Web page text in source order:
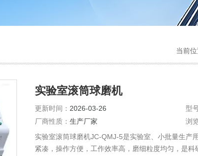
当前位
实验室滚筒球磨机
更新时间： 2026-03-26 型
厂商性质： 生产厂家 浏
实验室滚筒球磨机JC-QMJ-5是实验室、小批量生产
紧凑，操作方便，工作效率高，磨细粒度均匀，是